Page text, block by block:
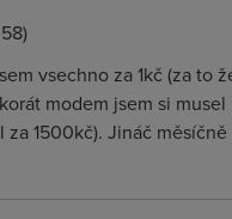
vsechno za 1kč (za to
modem jsem si
1500kč). Jináč